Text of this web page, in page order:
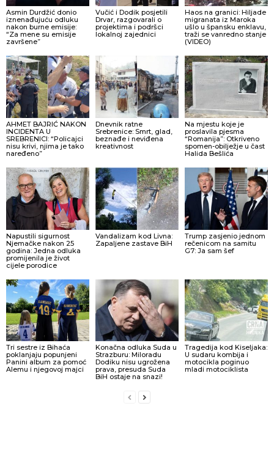
Asmin Durdžić donio
iznenađujuću odluku
nakon burne emisije:
“Za mene su emisije
završene”
Vučić i Dodik posjetili
Drvar, razgovarali o
projektima i podršci
lokalnoj zajednici
Haos na granici: Hiljade
migranata iz Maroka
ušlo u špansku enklavu,
traži se vanredno stanje
(VIDEO)
AHMET BAJRIĆ NAKON
INCIDENTA U
SREBRENICI: “Policajci
nisu krivi, njima je tako
naređeno”
Dnevnik ratne
Srebrenice: Smrt, glad,
beznađe i neviđena
kreativnost
Na mjestu koje je
proslavila pjesma
“Romanija”: Otkriveno
spomen-obilježje u čast
Halida Bešlića
Napustili sigurnost
Njemačke nakon 25
godina: Jedna odluka
promijenila je život
cijele porodice
Vandalizam kod Livna:
Zapaljene zastave BiH
Trump zasjenio jednom
rečenicom na samitu
G7: Ja sam šef
Tri sestre iz Bihaća
poklanjaju popunjeni
Panini album za pomoć
Alemu i njegovoj majci
Konačna odluka Suda u
Strazburu: Miloradu
Dodiku nisu ugrožena
prava, presuda Suda
BiH ostaje na snazi!
Tragedija kod Kiseljaka:
U sudaru kombija i
motocikla poginuo
mladi motociklista